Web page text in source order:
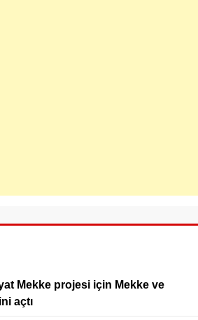
Mekke projesi için Mekke ve
açtı